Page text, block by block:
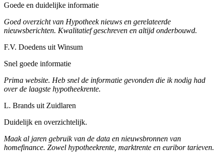
Goede en duidelijke informatie
Goed overzicht van Hypotheek nieuws en gerelateerde
nieuwsberichten. Kwalitatief geschreven en altijd onderbouwd.
F.V. Doedens uit Winsum
Snel goede informatie
Prima website. Heb snel de informatie gevonden die ik nodig had
over de laagste hypotheekrente.
L. Brands uit Zuidlaren
Duidelijk en overzichtelijk.
Maak al jaren gebruik van de data en nieuwsbronnen van
homefinance. Zowel hypotheekrente, marktrente en euribor tarieven.